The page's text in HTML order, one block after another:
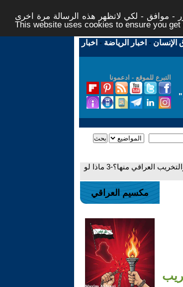
- موافق - لكي لاتظهر هذه الرسالة مرة اخرى -
This website uses cookies to ensure you
الإنسان - اخبار الرياضة - اخبار
التبرع للموقع - ادعمونا
"
- بزوغ عصر الراسمالية الحكومية في العالم... اين نظام الفساد والتخريب العراقي منها؟-3 ماذا لو
مكسيم العراقي